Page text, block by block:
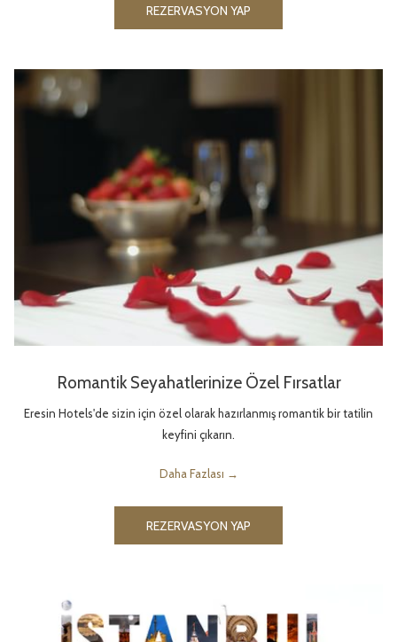
REZERVASYON YAP
Romantik Seyahatlerinize Özel Fırsatlar
Eresin Hotels'de sizin için özel olarak hazırlanmış romantik bir tatilin
keyfini çıkarın.
Daha Fazlası
REZERVASYON YAP